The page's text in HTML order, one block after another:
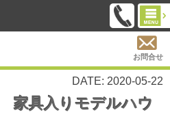
お問合せ
DATE: 2020-05-22
家具入りモデルハウ